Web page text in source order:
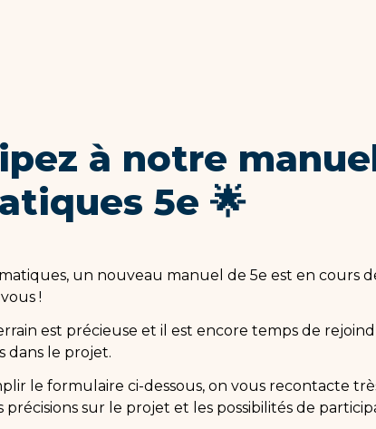
à notre
5e 🌟
un nouveau manuel de 5e est en cours
!
est précieuse et il est encore temps de
dans le projet.
le formulaire ci-dessous, on vous recontacte
sur le projet et les possibilités de